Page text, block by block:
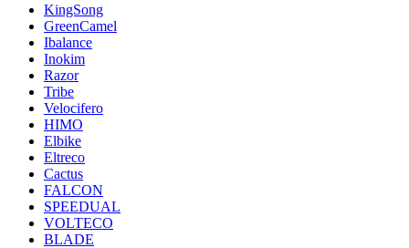
KingSong
GreenCamel
Ibalance
Inokim
Razor
Tribe
Velocifero
HIMO
Elbike
Eltreco
Cactus
FALCON
SPEEDUAL
VOLTECO
BLADE